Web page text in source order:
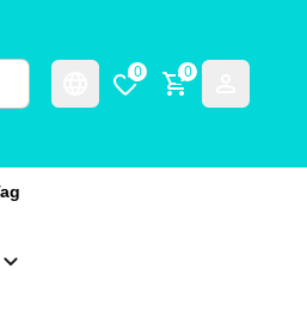
0 0